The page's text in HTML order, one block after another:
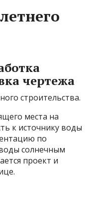
чертежа
строительства.
места на
к источнику воды
по
солнечным
проект и